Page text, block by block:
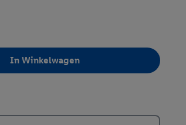
In Winkelwagen